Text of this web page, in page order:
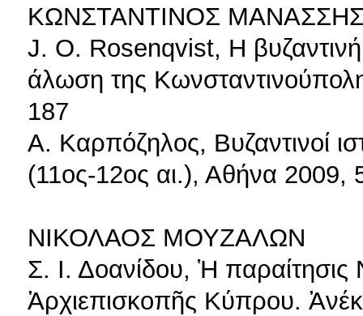
ΚΩΝΣΤΑΝΤΙΝΟΣ
J. O. Rosenqvist, H
άλωση της
187
Α. Καρπόζηλος, Βυζαντινοί
(11ος-12ος αι.), Αθήνα 2009,
ΝΙΚΟΛΑΟΣ ΜΟΥΖΑΛΩΝ
Σ. Ι. Δοανίδου, Ἡ
Ἀρχιεπισκοπῆς Κύπρου.